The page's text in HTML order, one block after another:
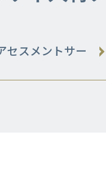
セスメントサー